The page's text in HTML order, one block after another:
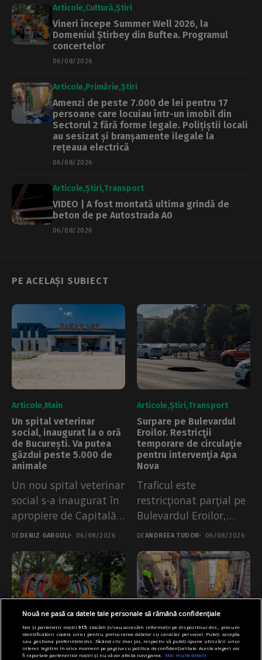
Articole Cultură Știri
Vineri începe Summer Well 2026, la
Domeniul Știrbey din Buftea. Programul
concertelor
06/08/2026
Articole Primărie Știri
Amenzi de peste 7.000 de lei pentru 17
persoane care locuiau într-un imobil din
Sectorul 2 fără forme legale. Polițiștii locali
au sesizat și branșamente ilegale la
rețeaua electrică
06/08/2026
Articole Știri Transport
VIDEO | A fost montată ultima grindă de
beton de pe Autostrada A0
06/08/2026
PE ACELAȘI SUBIECT
Articole Main
Un spital veterinar
social, inaugurat la o oră
de București. Va putea
găzdui peste 5.000 de
animale
Un nou spital veterinar
social s-a inaugurat în
apropiere de Capitală,
de...
DE DENIZ GARGULI 06/08/2026
Articole Știri Transport
Surpare pe Bulevardul
Eroilor. Restricţii
temporare de circulaţie
pentru intervenţia Apa
Nova
Traficul este
restricţionat parţial pe
Bulevardul Eroilor,
după o surpare a
DEANDREEA TUDOR 06/08/2026
Articole Cultură Știri Articole Primărie Știri
Nouă ne pasă ca datele tale personale să rămână confidențiale
Noi și partenerii noștri915 stocăm și/sau accesăm informații pe dispozitivul dvs., precum
identificatorii cookie unici pentru prelucrarea datelor cu caracter personal. Puteți accepta
sau gestiona preferințele dvs. făcând clic mai jos, respectiv vă puteți opune utilizării unui
interes legitim în orice moment pe pagina cu politica de confidențialitate. Aceste alegeri vor
fi raportate partenerilor noștri și nu vă vor afecta navigarea.
Mai multe detalii